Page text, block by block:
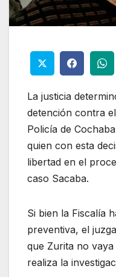
La justicia
detención contra
Policía de
quien con esta
libertad en el
caso Sacaba.
Si bien la Fiscalía
preventiva, el
que Zurita no
realiza la